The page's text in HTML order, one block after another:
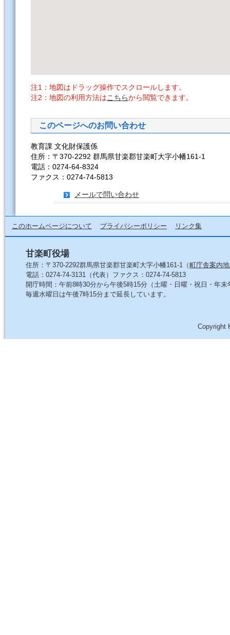
注1：地図はドラッグ操作でスクロールします。
注2：地図の利用方法はこちらから閲覧できます。
このページへのお問い合わせ
教育課 文化財保護係
住所：〒370-2292 群馬県甘楽郡甘楽町大字小幡161-1
電話：0274-64-8324
ファクス：0274-74-5813
メールで問い合わせ
このホームページについて プライバシーポリシー リンク集
甘楽町役場
住所：〒370-2292群馬県甘楽郡甘楽町大字小幡161-1（町庁舎案内
電話：0274-74-3131（代表）ファクス：0274-74-5813
開庁時間：午前8時30分から午後5時15分（土曜・日曜・祝日・年末
毎週水曜日は午後7時15分まで延長しています。
Copyright